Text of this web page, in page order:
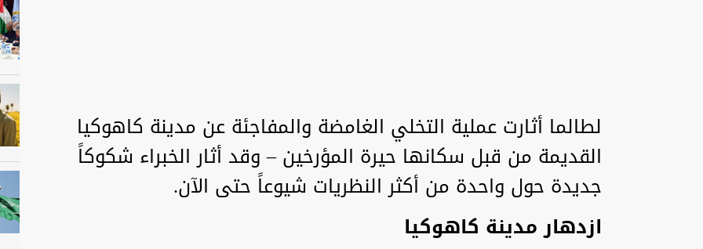
لطالما أثارت عملية التخلي الغامضة والمفاجئة عن مدينة كاهوكيا
القديمة من قبل سكانها حيرة المؤرخين – وقد أثار الخبراء شكوكاً
جديدة حول واحدة من أكثر النظريات شيوعاً حتى الآن.
ازدهار مدينة كاهوكيا